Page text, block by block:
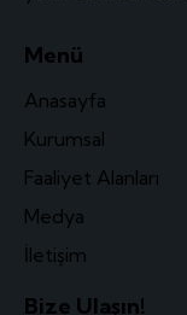
Menü
Anasayfa
Kurumsal
Faaliyet Alanları
Medya
İletişim
Bize Ulaşın!